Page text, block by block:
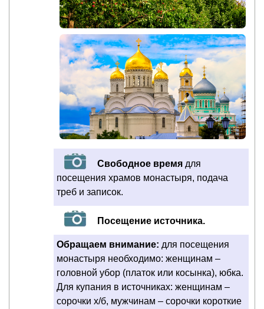
Свободное время для
посещения храмов монастыря, подача
треб и записок.
Посещение источника.
Обращаем внимание: для посещения
монастыря необходимо: женщинам –
головной убор (платок или косынка), юбка.
Для купания в источниках: женщинам –
сорочки х/б, мужчинам – сорочки короткие